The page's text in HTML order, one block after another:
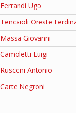
Ferrandi Ugo
Tencaioli Oreste
Massa Giovanni
Camoletti Luigi
Rusconi Antonio
Carte Negroni